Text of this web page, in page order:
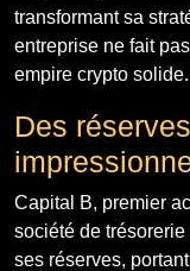
transformant sa
entreprise ne fait
empire crypto solide.
Des
Capital B, premier
société de
ses réserves,